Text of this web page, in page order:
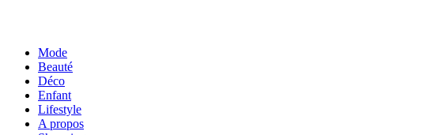
Mode
Beauté
Déco
Enfant
Lifestyle
A propos